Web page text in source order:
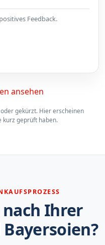
Feedback.
ansehen
gekürzt. Hier erscheinen
kurz geprüft haben.
Ihrer